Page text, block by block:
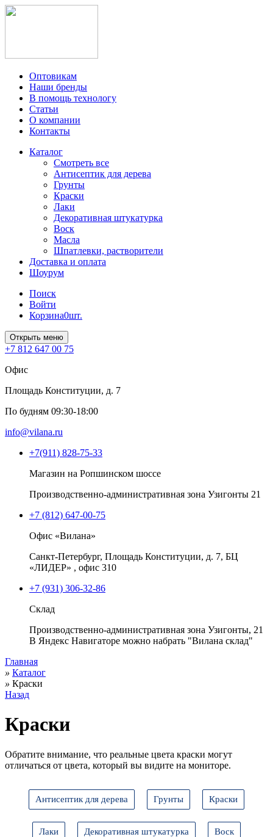
Оптовикам
Наши бренды
В помощь технологу
Статьи
О компании
Контакты
Каталог
Смотреть все
Антисептик для дерева
Грунты
Краски
Лаки
Декоративная штукатурка
Воск
Масла
Шпатлевки, растворители
Доставка и оплата
Шоурум
Поиск
Войти
Корзина0шт.
Открыть меню
+7 812 647 00 75
Офис
Площадь Конституции, д. 7
По будням 09:30-18:00
info@vilana.ru
+7(911) 828-75-33
Магазин на Ропшинском шоссе
Производственно-административная зона Узигонты 21
+7 (812) 647-00-75
Офис «Вилана»
Санкт-Петербург, Площадь Конституции, д. 7, БЦ
«ЛИДЕР» , офис 310
+7 (931) 306-32-86
Склад
Производственно-административная зона Узигонты, 21
В Яндекс Навигаторе можно набрать "Вилана склад"
Главная
» Каталог
» Краски
Назад
Краски
Обратите внимание, что реальные цвета краски могут
отличаться от цвета, который вы видите на мониторе.
Антисептик для дерева Грунты Краски
Лаки Декоративная штукатурка Воск